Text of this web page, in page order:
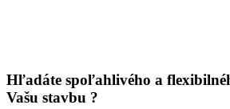
Hľadáte spoľahlivého a
Vašu stavbu ?